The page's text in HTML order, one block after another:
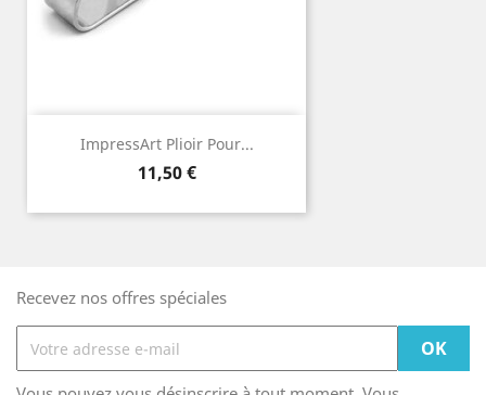
ImpressArt Plioir Pour...
Prix
11,50 €
Recevez nos offres spéciales